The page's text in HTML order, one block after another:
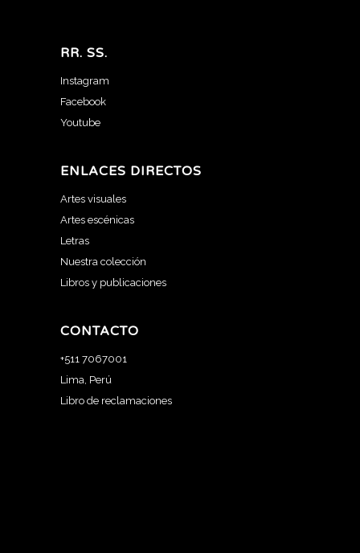
RR. SS.
Instagram
Facebook
Youtube
ENLACES DIRECTOS
Artes visuales
Artes escénicas
Letras
Nuestra colección
Libros y publicaciones
CONTACTO
+511 7067001
Lima, Perú
Libro de reclamaciones